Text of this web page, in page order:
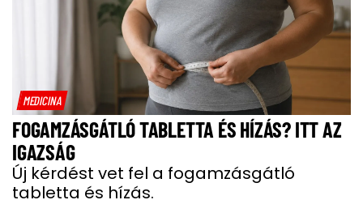
MEDICINA
FOGAMZÁSGÁTLÓ TABLETTA ÉS HÍZÁS? ITT AZ
IGAZSÁG
Új kérdést vet fel a fogamzásgátló
tabletta és hízás.